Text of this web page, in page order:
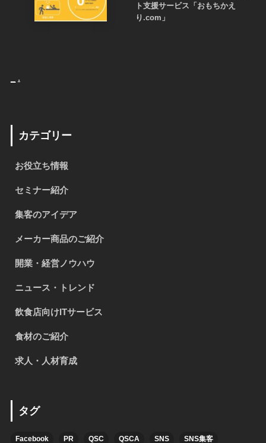
ト支援サービス「おもちかえ
り.com」
.
カテゴリー
お役立ち情報
セミナー紹介
集客のアイデア
メーカー商品のご紹介
開業・経営ノウハウ
ニュース・トレンド
飲食店向けITサービス
食材のご紹介
求人・人材育成
タグ
Facebook PR QSC QSCA SNS SNS集客